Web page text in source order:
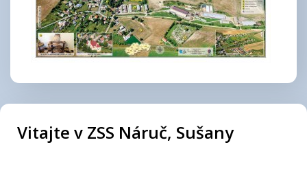
Vitajte v ZSS Náruč, Sušany